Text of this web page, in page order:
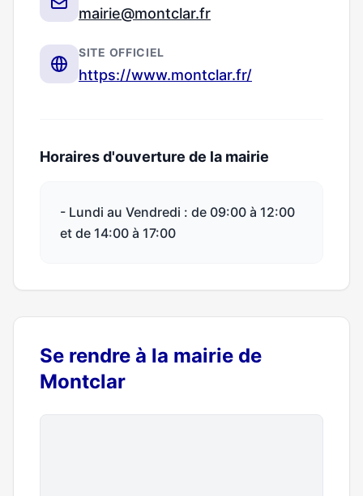
mairie@montclar.fr
SITE OFFICIEL
https://www.montclar.fr/
Horaires d'ouverture de la mairie
- Lundi au Vendredi : de 09:00 à 12:00
et de 14:00 à 17:00
Se rendre à la mairie de
Montclar